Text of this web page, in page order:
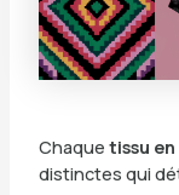
Chaque tissu en
distinctes qui